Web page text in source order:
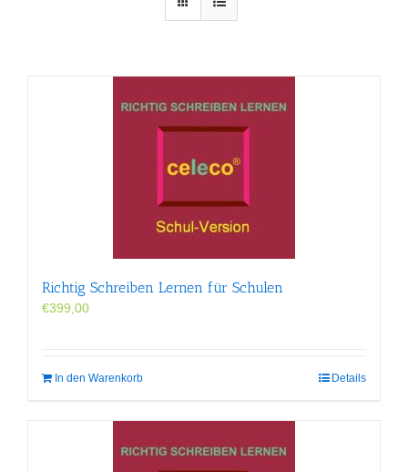
Richtig Schreiben Lernen für Schulen
€399,00
In den Warenkorb Details